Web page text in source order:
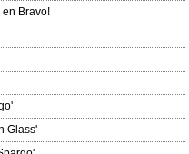
Bravo!
Glass'